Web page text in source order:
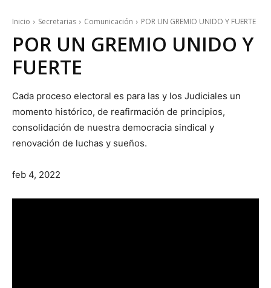
Inicio Secretarias Comunicación POR UN GREMIO UNIDO Y FUERTE
POR UN GREMIO UNIDO Y
FUERTE
Cada proceso electoral es para las y los Judiciales un
momento histórico, de reafirmación de principios,
consolidación de nuestra democracia sindical y
renovación de luchas y sueños.
feb 4, 2022